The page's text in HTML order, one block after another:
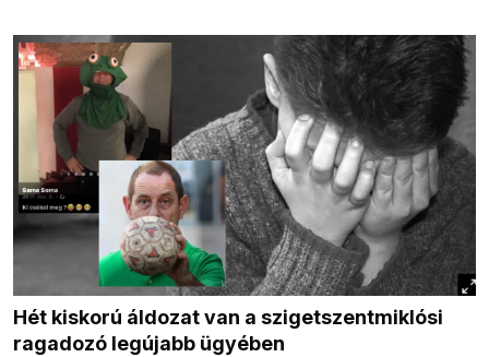
Hét kiskorú áldozat van a szigetszentmiklósi
ragadozó legújabb ügyében